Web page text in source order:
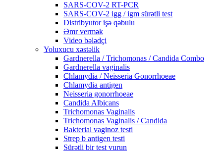
SARS-COV-2 RT-PCR
SARS-COV-2 igg / igm sürətli test
Distribyutor işə qəbulu
Əmr vermək
Video bələdçi
Yoluxucu xəstəlik
Gardnerella / Trichomonas / Candida Combo
Gardnerella vaginalis
Chlamydia / Neisseria Gonorrhoeae
Chlamydia antigen
Neisseria gonorrhoeae
Candida Albicans
Trichomonas Vaginalis
Trichomonas Vaginalis / Candida
Bakterial vaginoz testi
Strep b antigen testi
Sürətli bir test vurun